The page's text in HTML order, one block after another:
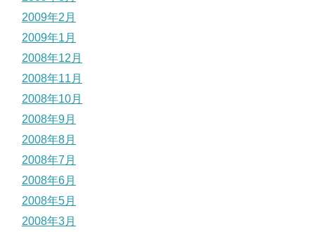
2009年2月
2009年1月
2008年12月
2008年11月
2008年10月
2008年9月
2008年8月
2008年7月
2008年6月
2008年5月
2008年3月